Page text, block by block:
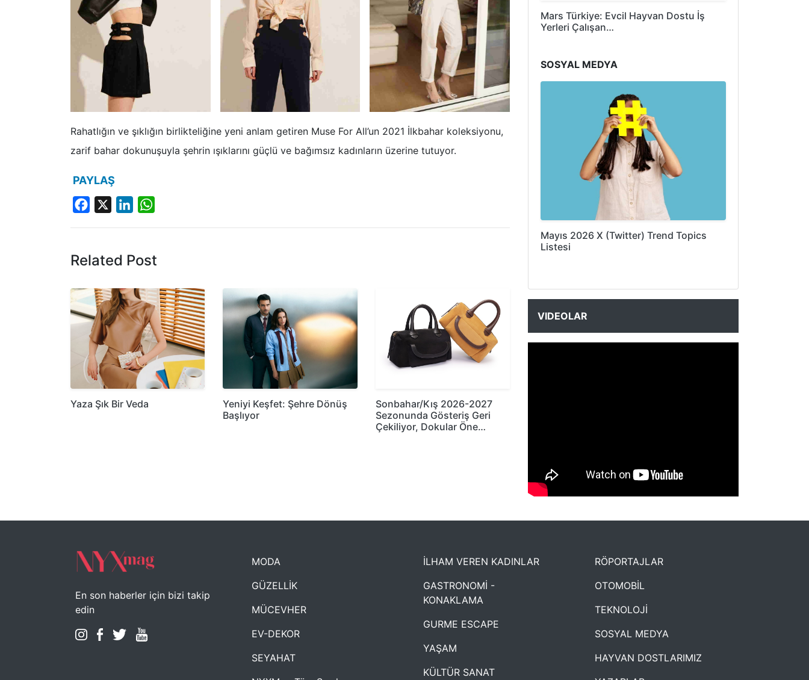
Rahatlığın ve şıklığın birlikteliğine yeni anlam getiren Muse For All’un 2021 İlkbahar koleksiyonu,
zarif bahar dokunuşuyla şehrin ışıklarını güçlü ve bağımsız kadınların üzerine tutuyor.
PAYLAŞ
Facebook LinkedIn
Related Post
Yaza Şık Bir Veda
Yeniyi Keşfet: Şehre Dönüş
Başlıyor
Sonbahar/Kış 2026-2027
Sezonunda Gösteriş Geri
Çekiliyor, Dokular Öne…
Mars Türkiye: Evcil Hayvan Dostu İş
Yerleri Çalışan…
SOSYAL MEDYA
Mayıs 2026 X (Twitter) Trend Topics
Listesi
VIDEOLAR
NYXmag 2. Yaş Kutlama Etkinliği
En son haberler için bizi takip
edin
MODA
GÜZELLİK
MÜCEVHER
EV-DEKOR
SEYAHAT
İLHAM VEREN KADINLAR
GASTRONOMİ -
KONAKLAMA
GURME ESCAPE
YAŞAM
KÜLTÜR SANAT
RÖPORTAJLAR
OTOMOBİL
TEKNOLOJİ
SOSYAL MEDYA
HAYVAN DOSTLARIMIZ